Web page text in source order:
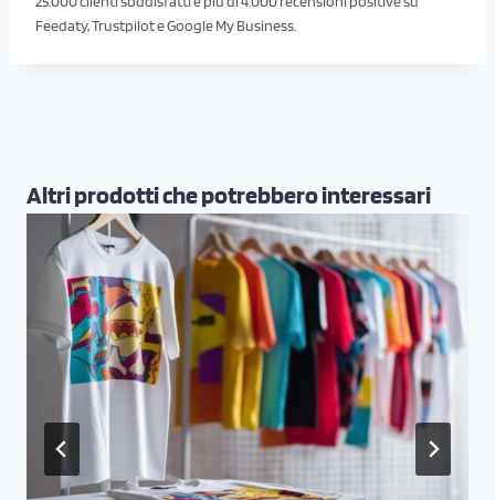
Feedaty, Trustpilot e Google My Business.
Altri prodotti che potrebbero interessari